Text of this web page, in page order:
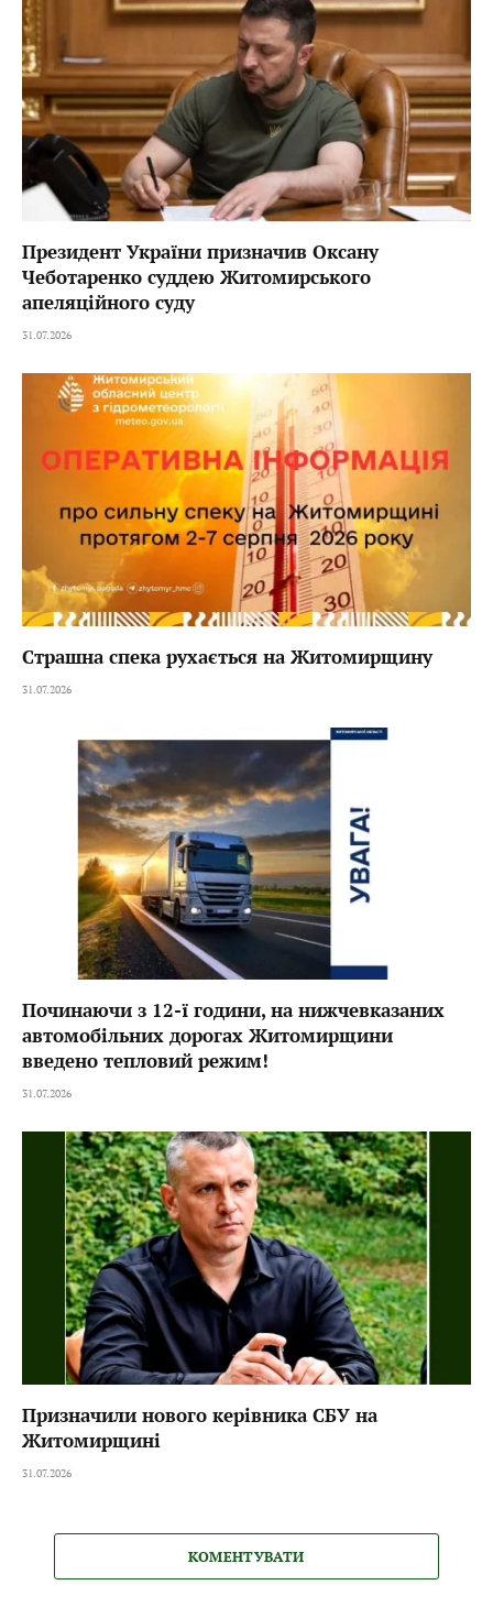
Президент України призначив Оксану
Чеботаренко суддею Житомирського
апеляційного суду
31.07.2026
Страшна спека рухається на Житомирщину
31.07.2026
Починаючи з 12-ї години, на нижчевказаних
автомобільних дорогах Житомирщини
введено тепловий режим!
31.07.2026
Призначили нового керівника СБУ на
Житомирщині
31.07.2026
КОМЕНТУВАТИ